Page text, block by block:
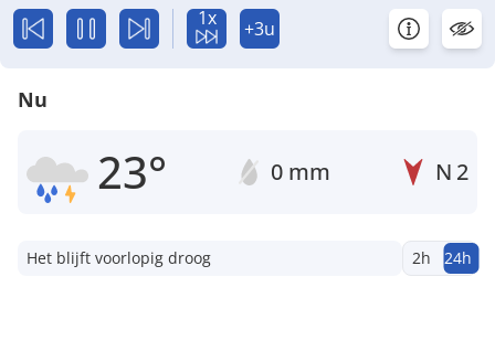
1x +3u
Nu
23° 0 mm N 2
Het blijft voorlopig droog 2h 24h